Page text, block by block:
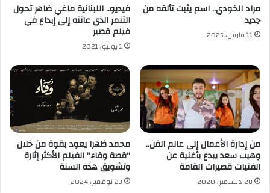
مراد الخودي.. اسم يثبت تألقه من
جديد
11 مارس، 2025
فيديو.. اللبنانية ماغي ضاهر تحول
التنمر الذي عانته إلى إبداع في
فيلم قصير
1 يونيو، 2021
من إدارة الأعمال إلى عالم الفن..
وهيب سعد يبدع بأغنية عن
الفتيات قصيرات القامة
28 ديسمبر، 2020
محمد ظهرا يعود بقوة من خلال
“قصة وفاء” الفيلم الأكثر إثارة
وتشويق هذه السنة
23 نوفمبر، 2024